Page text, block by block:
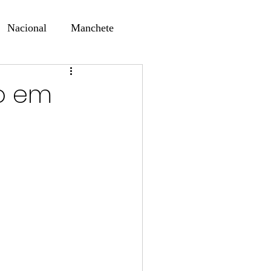
Nacional Manchete
em